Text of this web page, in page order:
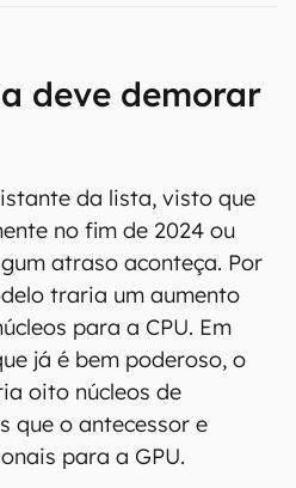
deve demorar
da lista, visto que
no fim de 2024 ou
atraso aconteça. Por
traria um aumento
para a CPU. Em
já é bem poderoso, o
oito núcleos de
que o antecessor e
para a GPU.